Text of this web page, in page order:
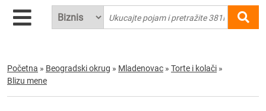
Početna » Beogradski okrug » Mladenovac » Torte i kolači »
Blizu mene